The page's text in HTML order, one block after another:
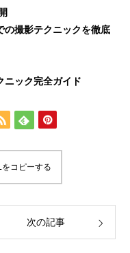
の撮影テクニックを徹底
ニック完全ガイド
コピーする
次の記事